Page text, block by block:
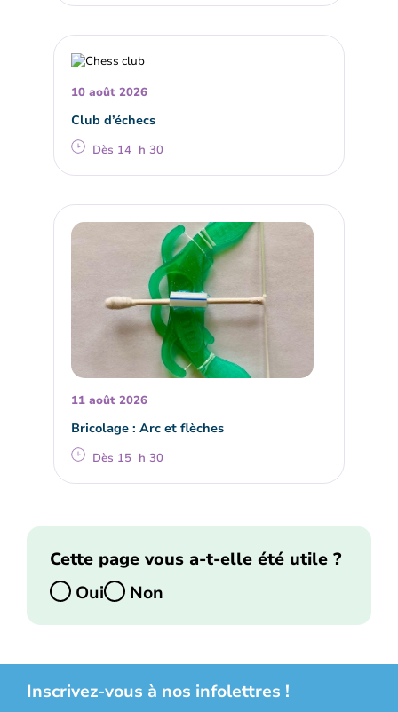
10 août 2026
Club d’échecs
Dès 14 h 30
11 août 2026
Bricolage : Arc et flèches
Dès 15 h 30
Cette page vous a-t-elle été utile ?
Oui
Non
Inscrivez-vous à nos infolettres !